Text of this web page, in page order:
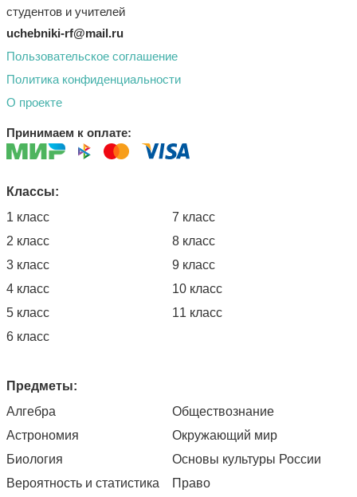
студентов и учителей
uchebniki-rf@mail.ru
Пользовательское соглашение
Политика конфиденциальности
О проекте
Принимаем к оплате:
Классы:
1 класс
2 класс
3 класс
4 класс
5 класс
6 класс
7 класс
8 класс
9 класс
10 класс
11 класс
Предметы:
Алгебра
Астрономия
Биология
Вероятность и статистика
Обществознание
Окружающий мир
Основы культуры России
Право